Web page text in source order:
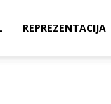
REPREZENTACIJA